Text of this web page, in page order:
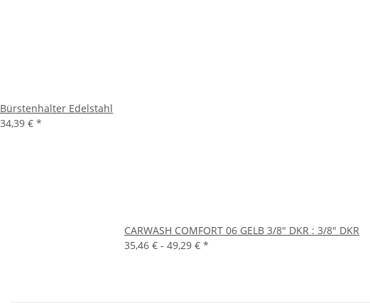
Bürstenhalter Edelstahl
34,39 € *
CARWASH COMFORT 06 GELB 3/8" DKR : 3/8" DKR
35,46 € - 49,29 € *